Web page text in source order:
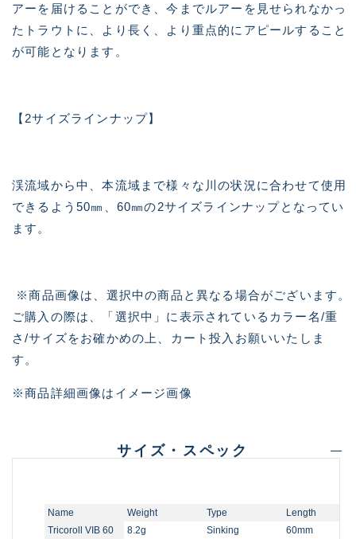
アーを届けることができ、今までルアーを見せられなかっ
たトラウトに、より長く、より重点的にアピールすること
が可能となります。
【2サイズラインナップ】
渓流域から中、本流域まで様々な川の状況に合わせて使用
できるよう50㎜、60㎜の2サイズラインナップとなってい
ます。
※商品画像は、選択中の商品と異なる場合がございます。
ご購入の際は、「選択中」に表示されているカラー名/重
さ/サイズをお確かめの上、カート投入お願いいたしま
す。
※商品詳細画像はイメージ画像
サイズ・スペック
Name Weight Type
Length
Tricoroll VIB 60
8.2g Sinking 60mm